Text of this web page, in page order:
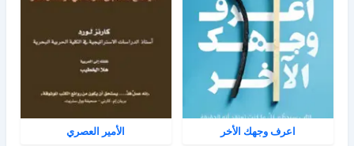
اعرف وجهك الأخر الأمير العصري